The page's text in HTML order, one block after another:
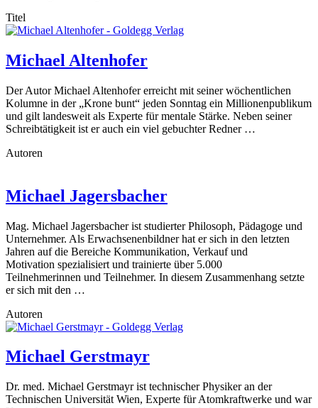
Titel
Michael Altenhofer
Der Autor Michael Altenhofer erreicht mit seiner wöchentlichen
Kolumne in der „Krone bunt“ jeden Sonntag ein Millionenpublikum
und gilt landesweit als Experte für mentale Stärke. Neben seiner
Schreibtätigkeit ist er auch ein viel gebuchter Redner …
Autoren
Michael Jagersbacher
Mag. Michael Jagersbacher ist studierter Philosoph, Pädagoge und
Unternehmer. Als Erwachsenenbildner hat er sich in den letzten
Jahren auf die Bereiche Kommunikation, Verkauf und
Motivation spezialisiert und trainierte über 5.000
Teilnehmerinnen und Teilnehmer. In diesem Zusammenhang setzte
er sich mit den …
Autoren
Michael Gerstmayr
Dr. med. Michael Gerstmayr ist technischer Physiker an der
Technischen Universität Wien, Experte für Atomkraftwerke und war